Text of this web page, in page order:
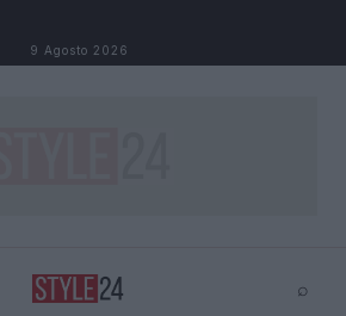
9 Agosto 2026
⌕